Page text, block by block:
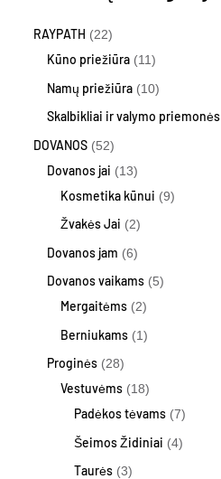
RAYPATH 22
Kūno priežiūra 11
Namų priežiūra 10
Skalbikliai ir valymo priemonės
DOVANOS 52
Dovanos jai 13
Kosmetika kūnui 9
Žvakės Jai 2
Dovanos jam 6
Dovanos vaikams 5
Mergaitėms 2
Berniukams 1
Proginės 28
Vestuvėms 18
Padėkos tėvams 7
Šeimos Židiniai 4
Taurės 3